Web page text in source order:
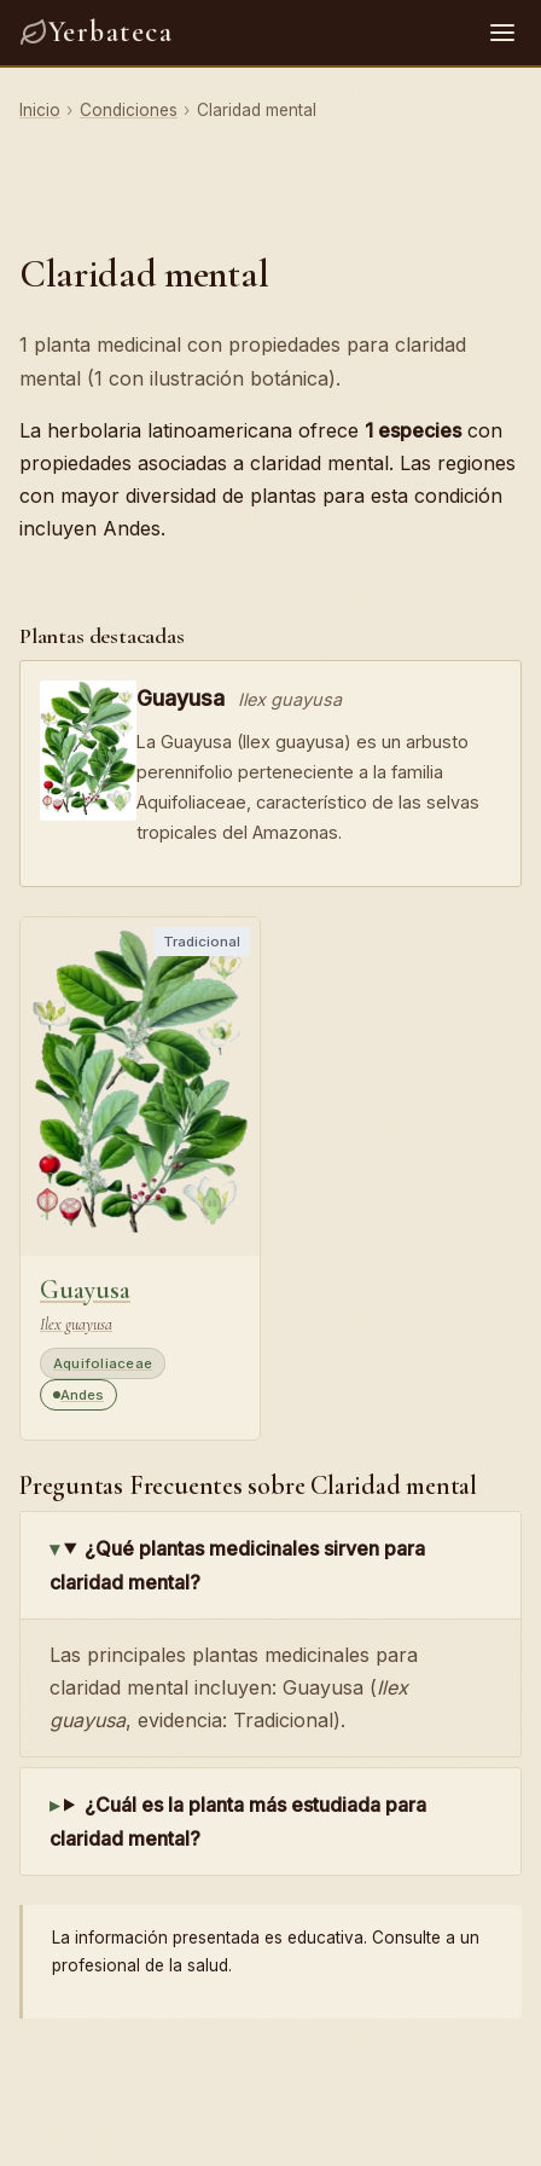
Yerbateca
Inicio › Condiciones › Claridad mental
Claridad mental
1 planta medicinal con propiedades para claridad
mental (1 con ilustración botánica).
La herbolaria latinoamericana ofrece 1 especiescon
propiedades asociadas a claridad mental. Las regiones
con mayor diversidad de plantas para esta condición
incluyen Andes.
Plantas destacadas
Guayusa Ilex guayusa
La Guayusa (Ilex guayusa) es un arbusto
perennifolio perteneciente a la familia
Aquifoliaceae, característico de las selvas
tropicales del Amazonas.
Tradicional
Guayusa
Ilex guayusa
Aquifoliaceae
Andes
Preguntas Frecuentes sobre Claridad mental
¿Qué plantas medicinales sirven para
claridad mental?
Las principales plantas medicinales para
claridad mental incluyen: Guayusa (Ilex
guayusa, evidencia: Tradicional).
¿Cuál es la planta más estudiada para
claridad mental?
La información presentada es educativa. Consulte a un
profesional de la salud.